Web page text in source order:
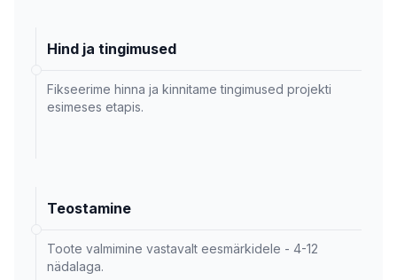
Hind ja tingimused
Fikseerime hinna ja kinnitame tingimused projekti
esimeses etapis.
Teostamine
Toote valmimine vastavalt eesmärkidele - 4-12
nädalaga.